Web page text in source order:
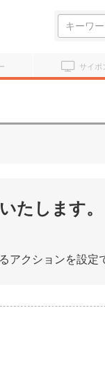
検
サイポ
たします。
アクションを設定